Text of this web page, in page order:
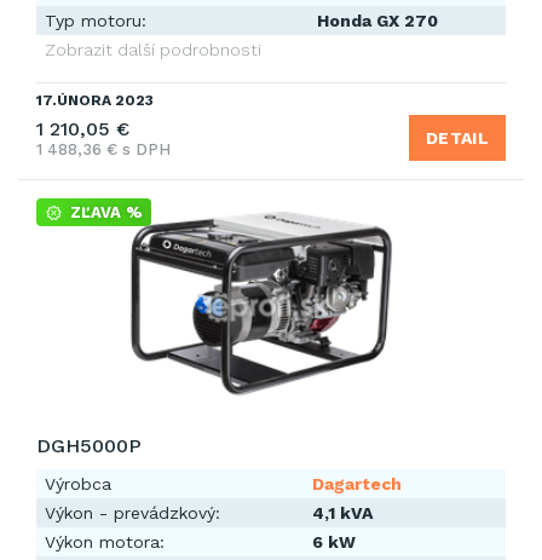
Typ motoru:
Honda GX 270
Zobrazit další podrobnosti
17.ÚNORA 2023
1 210,05 €
1 488,36 € s DPH
DETAIL
ZĽAVA %
DGH5000P
Výrobca
Dagartech
Výkon - prevádzkový:
4,1 kVA
Výkon motora:
6 kW